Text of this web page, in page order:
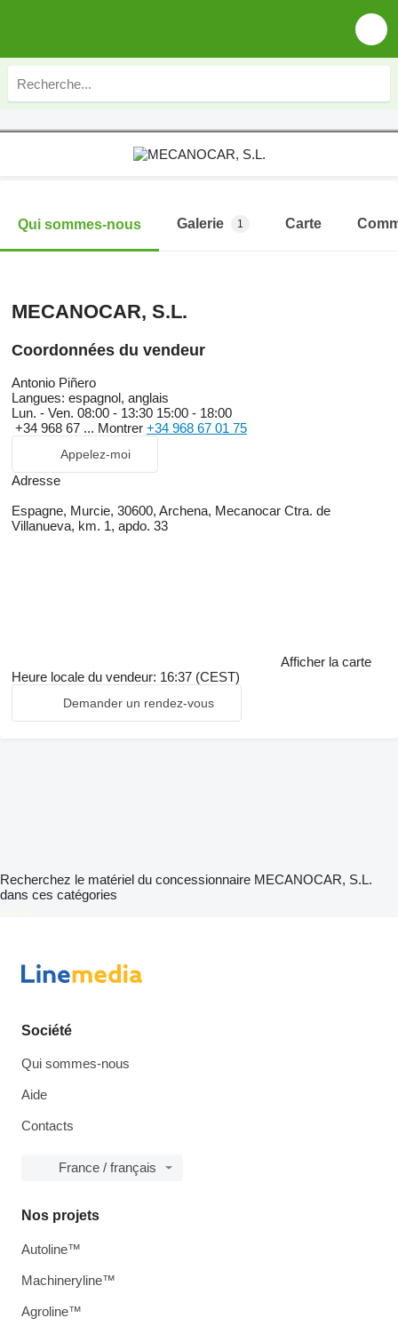
Qui sommes-nous Galerie 1 Carte
MECANOCAR, S.L.
Coordonnées du vendeur
Antonio Piñero
Langues: espagnol, anglais
Lun. - Ven. 08:00 - 13:30 15:00 - 18:00
+34 968 67 ... Montrer +34 968 67 01 75
Appelez-moi
Adresse
Espagne, Murcie, 30600, Archena, Mecanocar Ctra. de
Villanueva, km. 1, apdo. 33
Afficher la carte
Heure locale du vendeur: 16:37 (CEST)
Demander un rendez-vous
Recherchez le matériel du concessionnaire MECANOCAR, S.L.
dans ces catégories
disallow-in-dsa
Société
Qui sommes-nous
Aide
Contacts
France / français
Nos projets
Autoline™
Machineryline™
Agroline™